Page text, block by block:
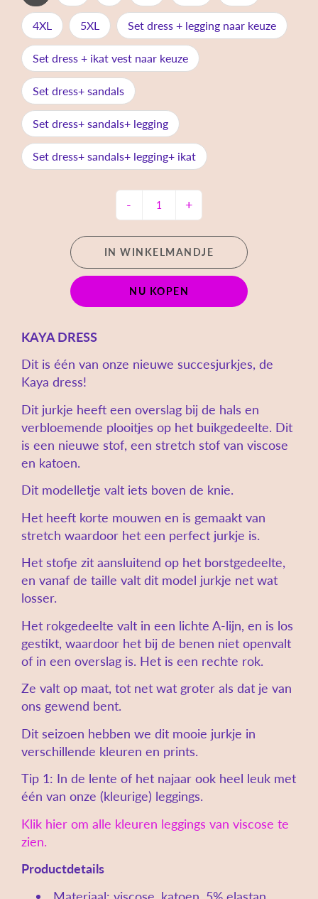
4XL 5XL Set dress + legging naar keuze
Set dress + ikat vest naar keuze
Set dress+ sandals
Set dress+ sandals+ legging
Set dress+ sandals+ legging+ ikat
- +
IN WINKELMANDJE
NU KOPEN
KAYA DRESS
Dit is één van onze nieuwe succesjurkjes, de
Kaya dress!
Dit jurkje heeft een overslag bij de hals en
verbloemende plooitjes op het buikgedeelte. Dit
is een nieuwe stof, een stretch stof van viscose
en katoen.
Dit modelletje valt iets boven de knie.
Het heeft korte mouwen en is gemaakt van
stretch waardoor het een perfect jurkje is.
Het stofje zit aansluitend op het borstgedeelte,
en vanaf de taille valt dit model jurkje net wat
losser.
Het rokgedeelte valt in een lichte A-lijn, en is los
gestikt, waardoor het bij de benen niet openvalt
of in een overslag is. Het is een rechte rok.
Ze valt op maat, tot net wat groter als dat je van
ons gewend bent.
Dit seizoen hebben we dit mooie jurkje in
verschillende kleuren en prints.
Tip 1: In de lente of het najaar ook heel leuk met
één van onze (kleurige) leggings.
Klik hier om alle kleuren leggings van viscose te
zien.
Productdetails
Materiaal: viscose, katoen, 5% elastan